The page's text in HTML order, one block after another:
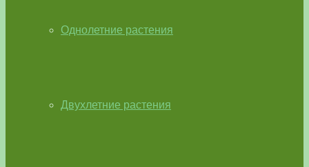
Однолетние растения
Двухлетние растения